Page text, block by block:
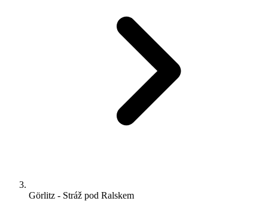
Görlitz - Stráž pod Ralskem